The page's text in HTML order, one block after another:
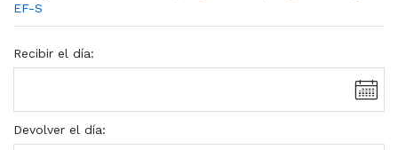
EF-S
Recibir el día:
Devolver el día: